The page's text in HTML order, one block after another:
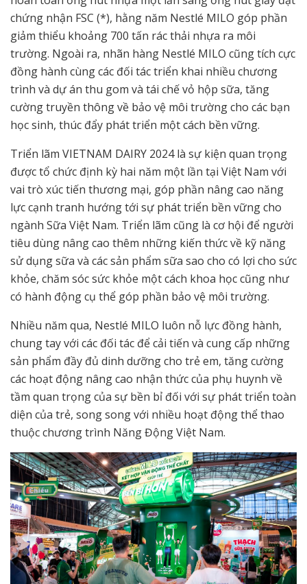
chứng nhận FSC (*), hằng năm Nestlé MILO góp phần
giảm thiểu khoảng 700 tấn rác thải nhựa ra môi
trường. Ngoài ra, nhãn hàng Nestlé MILO cũng tích cực
đồng hành cùng các đối tác triển khai nhiều chương
trình và dự án thu gom và tái chế vỏ hộp sữa, tăng
cường truyền thông về bảo vệ môi trường cho các bạn
học sinh, thúc đẩy phát triển một cách bền vững.
Triển lãm VIETNAM DAIRY 2024 là sự kiện quan trọng
được tổ chức định kỳ hai năm một lần tại Việt Nam với
vai trò xúc tiến thương mại, góp phần nâng cao năng
lực cạnh tranh hướng tới sự phát triển bền vững cho
ngành Sữa Việt Nam. Triển lãm cũng là cơ hội để người
tiêu dùng nâng cao thêm những kiến thức về kỹ năng
sử dụng sữa và các sản phẩm sữa sao cho có lợi cho sức
khỏe, chăm sóc sức khỏe một cách khoa học cũng như
có hành động cụ thể góp phần bảo vệ môi trường.
Nhiều năm qua, Nestlé MILO luôn nỗ lực đồng hành,
chung tay với các đối tác để cải tiến và cung cấp những
sản phẩm đầy đủ dinh dưỡng cho trẻ em, tăng cường
các hoạt động nâng cao nhận thức của phụ huynh về
tầm quan trọng của sự bền bỉ đối với sự phát triển toàn
diện của trẻ, song song với nhiều hoạt động thể thao
thuộc chương trình Năng Động Việt Nam.